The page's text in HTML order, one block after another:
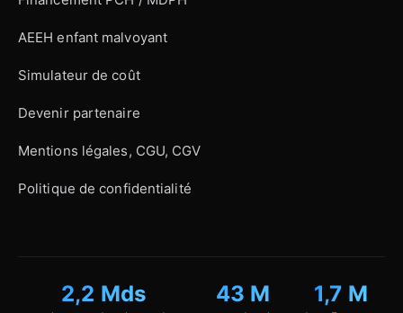
AEEH enfant malvoyant
Simulateur de coût
Devenir partenaire
Mentions légales, CGU, CGV
Politique de confidentialité
2,2 Mds 43 M 1,7 M